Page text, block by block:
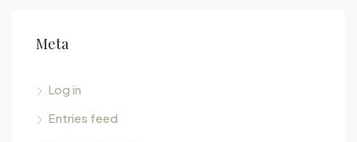
Meta
Log in
Entries feed